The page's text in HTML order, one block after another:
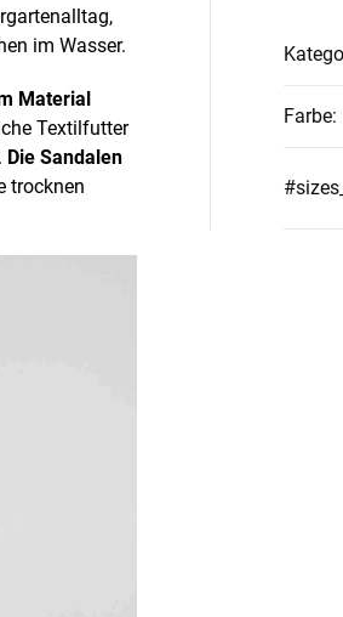
im Wasser.
Material
Textilfutter
Die Sandalen
trocknen
Farbe: